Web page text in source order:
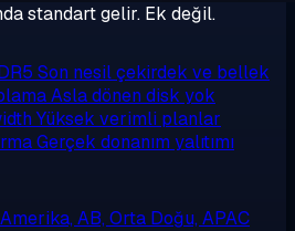
standart gelir. Ek değil.
Son nesil çekirdek ve bellek
Asla dönen disk yok
Yüksek verimli planlar
Gerçek donanım yalıtımı
AB, Orta Doğu, APAC